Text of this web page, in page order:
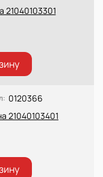
21040103301
0120366
21040103401